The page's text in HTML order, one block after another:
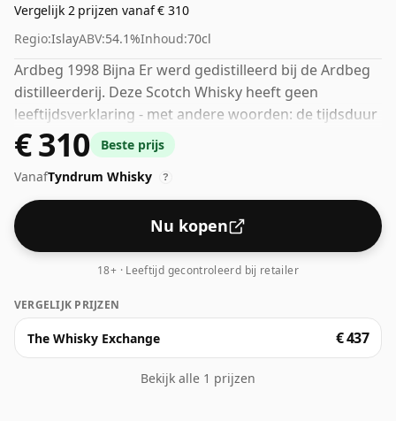
Vergelijk 2 prijzen vanaf € 310
Regio:IslayABV:54.1%Inhoud:70cl
Ardbeg 1998 Bijna Er werd gedistilleerd bij de Ardbeg
distilleerderij. Deze Scotch Whisky heeft geen
leeftijdsverklaring - met andere woorden: de tijdsduur
dat de spirit in de fles heeft gerijpt, is niet aangegeven.
Fans van whisky's met een hogere sterkte zullen niet
teleurgesteld zijn door deze botteling, die een
alcoholpercentage van 54,1% heeft.
€ 310
Beste prijs
VanafTyndrum Whisky ?
Nu kopen
18+ · Leeftijd gecontroleerd bij retailer
VERGELIJK PRIJZEN
The Whisky Exchange € 437
Bekijk alle 1 prijzen